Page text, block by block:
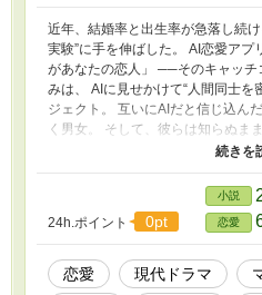
近年、結婚率と出生率が急落し続
実験”に手を伸ばした。 AI恋愛アプ
があなたの恋人」 ──そのキャッチ
みは、 AIに見せかけて“人間同士を
ジェクト。 互いにAIだと信じ込ん
く男女。 そして、彼らは知らぬま
く。 職場に疲れ、人間関係に悩む
け、自信を失った女性・ユナ。 ──
深夜の長チャット。 弱さの告白。
ない相手に、惹かれてしまう矛盾
装い、二人を現実で遭遇させる。
子……AIユナと同じ笑い方だ」
同じ話し方……？」 それでも二人は
最初から“自分が恋したAI”だった
24h.ポイント 0pt
小説
恋愛
恋愛 現代ドラマ